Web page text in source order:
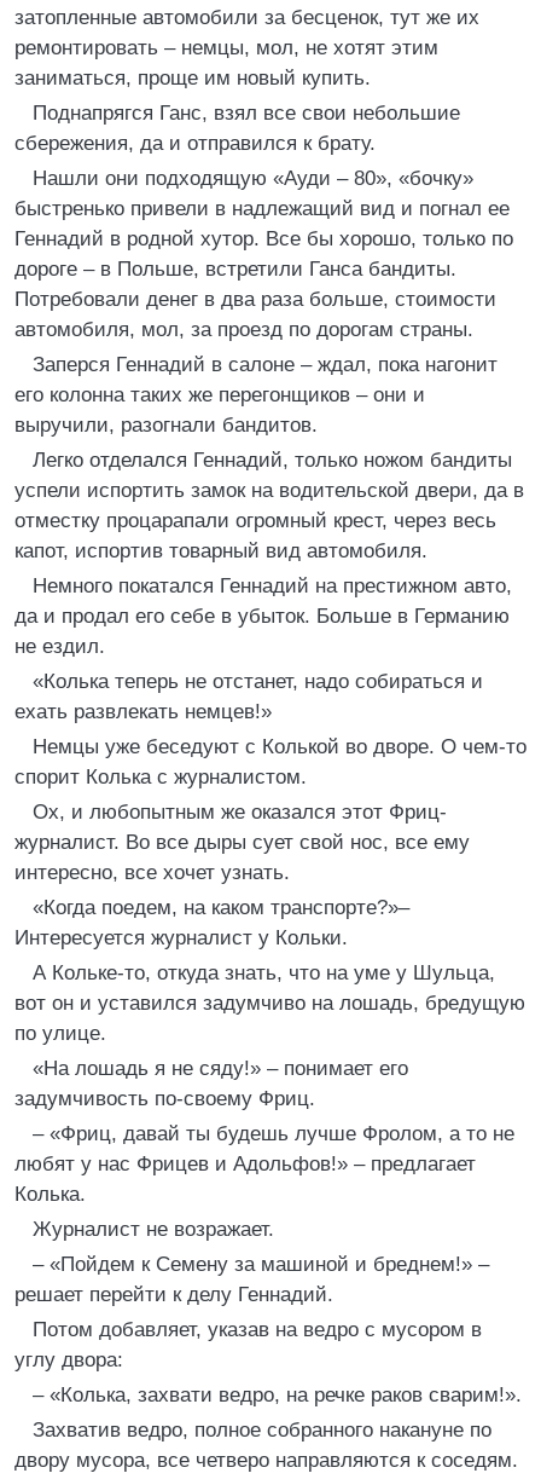
затопленные автомобили за бесценок, тут же их
ремонтировать – немцы, мол, не хотят этим
заниматься, проще им новый купить.
Поднапрягся Ганс, взял все свои небольшие
сбережения, да и отправился к брату.
Нашли они подходящую «Ауди – 80», «бочку»
быстренько привели в надлежащий вид и погнал ее
Геннадий в родной хутор. Все бы хорошо, только по
дороге – в Польше, встретили Ганса бандиты.
Потребовали денег в два раза больше, стоимости
автомобиля, мол, за проезд по дорогам страны.
Заперся Геннадий в салоне – ждал, пока нагонит
его колонна таких же перегонщиков – они и
выручили, разогнали бандитов.
Легко отделался Геннадий, только ножом бандиты
успели испортить замок на водительской двери, да в
отместку процарапали огромный крест, через весь
капот, испортив товарный вид автомобиля.
Немного покатался Геннадий на престижном авто,
да и продал его себе в убыток. Больше в Германию
не ездил.
«Колька теперь не отстанет, надо собираться и
ехать развлекать немцев!»
Немцы уже беседуют с Колькой во дворе. О чем-то
спорит Колька с журналистом.
Ох, и любопытным же оказался этот Фриц-
журналист. Во все дыры сует свой нос, все ему
интересно, все хочет узнать.
«Когда поедем, на каком транспорте?»–
Интересуется журналист у Кольки.
А Кольке-то, откуда знать, что на уме у Шульца,
вот он и уставился задумчиво на лошадь, бредущую
по улице.
«На лошадь я не сяду!» – понимает его
задумчивость по-своему Фриц.
– «Фриц, давай ты будешь лучше Фролом, а то не
любят у нас Фрицев и Адольфов!» – предлагает
Колька.
Журналист не возражает.
– «Пойдем к Семену за машиной и бреднем!» –
решает перейти к делу Геннадий.
Потом добавляет, указав на ведро с мусором в
углу двора:
– «Колька, захвати ведро, на речке раков сварим!».
Захватив ведро, полное собранного накануне по
двору мусора, все четверо направляются к соседям.